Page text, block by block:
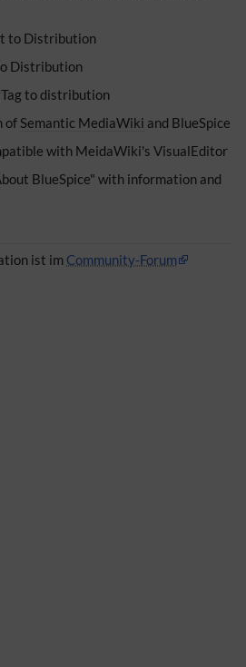
to Distribution
Distribution
to distribution
of Semantic MediaWiki and BlueSpice
with MeidaWiki's VisualEditor
BlueSpice" with information and
ist im Community-Forum